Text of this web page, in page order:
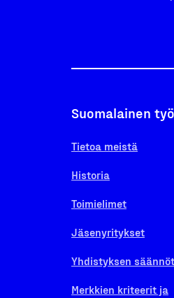
Suomalainen työ
Tietoa meistä
Historia
Toimielimet
Jäsenyritykset
Yhdistyksen säännöt
Merkkien kriteerit ja